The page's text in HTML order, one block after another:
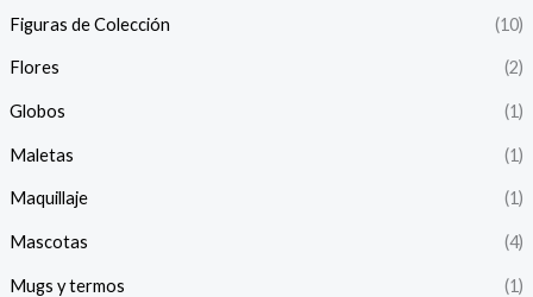
Figuras de Colección (10)
Flores (2)
Globos (1)
Maletas (1)
Maquillaje (1)
Mascotas (4)
Mugs y termos (1)